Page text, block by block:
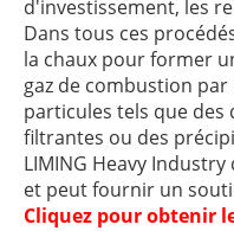
d'investissement, les
Dans tous ces
la chaux pour former
gaz de combustion
particules tels que des
filtrantes ou des
LIMING Heavy
et peut fournir un
Cliquez pour obtenir